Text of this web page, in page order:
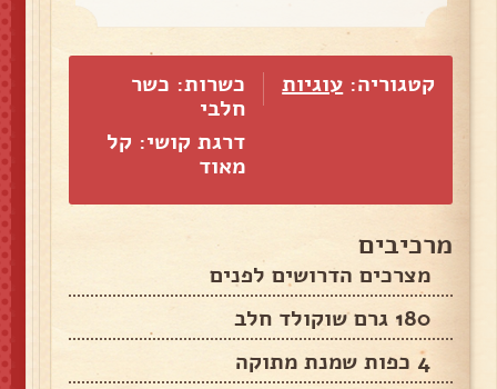
קטגוריה: עוגיות
כשרות: כשר
חלבי
דרגת קושי: קל
מאוד
מרכיבים
מצרכים הדרושים לפנים
180 גרם שוקולד חלב
4 כפות שמנת מתוקה